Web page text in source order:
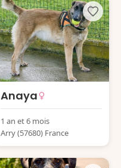
Anaya
1 an et 6 mois
Arry (57680) France